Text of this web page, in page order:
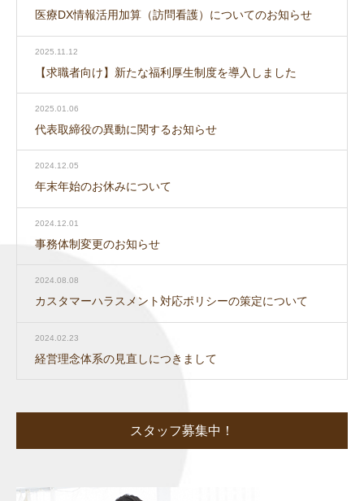
医療DX情報活用加算（訪問看護）についてのお知らせ
2025.11.12
【求職者向け】新たな福利厚生制度を導入しました
2025.01.06
代表取締役の異動に関するお知らせ
2024.12.05
年末年始のお休みについて
2024.12.01
事務体制変更のお知らせ
2024.08.08
カスタマーハラスメント対応ポリシーの策定について
2024.02.23
経営理念体系の見直しにつきまして
スタッフ募集中！